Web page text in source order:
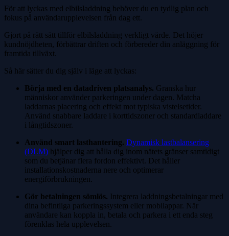
För att lyckas med elbilsladdning behöver du en tydlig plan och
fokus på användarupplevelsen från dag ett.
Gjort på rätt sätt tillför elbilsladdning verkligt värde. Det höjer
kundnöjdheten, förbättrar driften och förbereder din anläggning för
framtida tillväxt.
Så här sätter du dig själv i läge att lyckas:
Börja med en datadriven platsanalys. Granska hur
människor använder parkeringen under dagen. Matcha
laddarnas placering och effekt mot typiska vistelsetider.
Använd snabbare laddare i korttidszoner och standardladdare
i långtidszoner.
Använd smart lasthantering. Dynamisk lastbalansering
(DLM) hjälper dig att hålla dig inom nätets gränser samtidigt
som du betjänar flera fordon effektivt. Det håller
installationskostnaderna nere och optimerar
energiförbrukningen.
Gör betalningen sömlös. Integrera laddningsbetalningar med
dina befintliga parkeringssystem eller mobilappar. När
användare kan koppla in, betala och parkera i ett enda steg
förenklas hela upplevelsen.